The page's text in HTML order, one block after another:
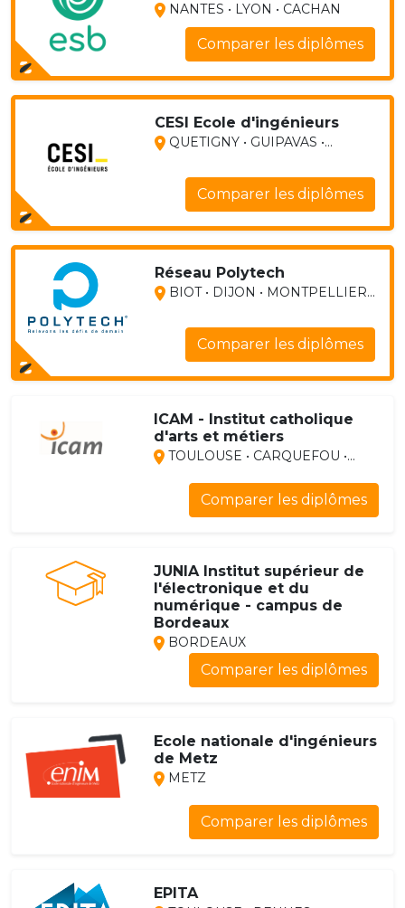
NANTES • LYON • CACHAN
Comparer les diplômes
CESI Ecole d'ingénieurs
QUETIGNY • GUIPAVAS •...
Comparer les diplômes
Réseau Polytech
BIOT • DIJON • MONTPELLIER...
Comparer les diplômes
ICAM - Institut catholique
d'arts et métiers
TOULOUSE • CARQUEFOU •...
Comparer les diplômes
JUNIA Institut supérieur de
l'électronique et du
numérique - campus de
Bordeaux
BORDEAUX
Comparer les diplômes
Ecole nationale d'ingénieurs
de Metz
METZ
Comparer les diplômes
EPITA